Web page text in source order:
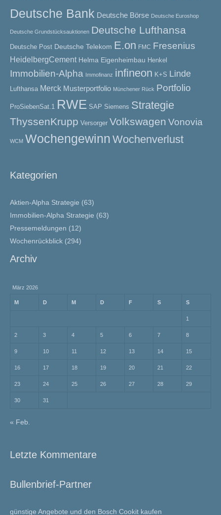
Deutsche Bank Deutsche Börse Deutsche Euroshop
Deutsche Grundstücksauktionen Deutsche Lufthansa
Deutsche Post Deutsche Telekom E.on FMC Fresenius
HeidelbergCement Helma Eigenheimbau Henkel
Immobilien-Alpha Immofinanz infineon K+S Linde
Lufthansa Merck Musterportfolio Münchener Rück Portfolio
ProSiebenSat.1 RWE SAP Siemens Strategie
ThyssenKrupp Versorger Volkswagen Vonovia
WCM Wochengewinn Wochenverlust
Kategorien
Aktien-Alpha Strategie (63)
Immobilien-Alpha Strategie (63)
Pressemeldungen (12)
Wochenrückblick (294)
Archiv
März 2026
M D M D F S S
1
2 3 4 5 6 7 8
9 10 11 12 13 14 15
16 17 18 19 20 21 22
23 24 25 26 27 28 29
30 31
« Feb.
Letzte Kommentare
Bullenbrief-Partner
günstige Angebote und den Bosch Cookit kaufen